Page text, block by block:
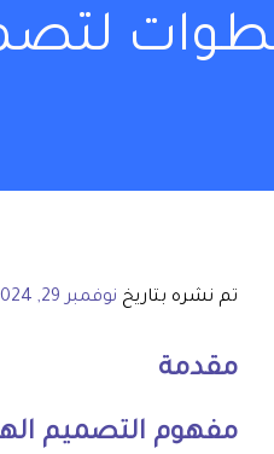
تم نشره بتاريخ نوفمبر 29, 2024
مقدمة
مفهوم التصميم